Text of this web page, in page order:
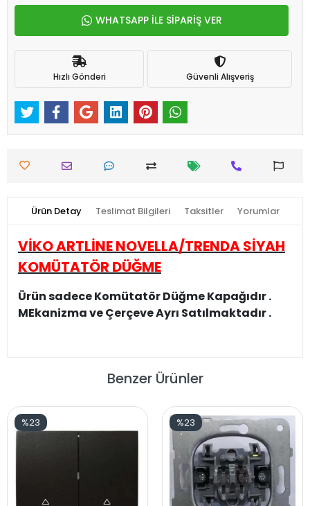
WHATSAPP İLE SİPARİŞ VER
Hızlı Gönderi Güvenli Alışveriş
Ürün Detay Teslimat Bilgileri Taksitler Yorumlar
VİKO ARTLİNE NOVELLA/TRENDA SİYAH
KOMÜTATÖR DÜĞME
Ürün sadece Komütatör Düğme Kapağıdır .
MEkanizma ve Çerçeve Ayrı Satılmaktadır .
Benzer Ürünler
%23 %23